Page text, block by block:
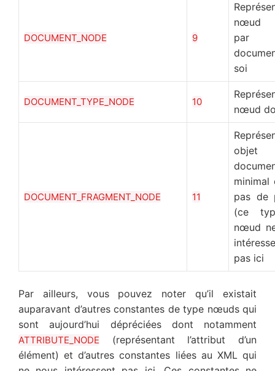
DOCUMENT_NODE 9
nœud
soi
DOCUMENT_TYPE_NODE 10
nœud
DOCUMENT_FRAGMENT_NODE 11
objet
minimal
pas de
(ce
nœud
pas ici
Par ailleurs, vous pouvez noter qu’il existait
auparavant d’autres constantes de type nœuds qui
sont aujourd’hui dépréciées dont notamment
ATTRIBUTE_NODE (représentant l’attribut d’un
élément) et d’autres constantes liées au XML qui